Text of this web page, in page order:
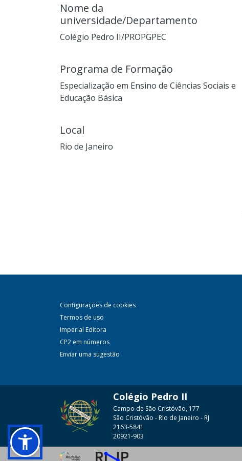
Nome da
universidade/Departamento
Colégio Pedro II/PROPGPEC
Programa de Formação
Especialização em Ensino de Ciências Sociais e
Educação Básica
Local
Rio de Janeiro
Configurações de cookies
Termos de uso
Imperial Editora
CP2 em números
Enviar uma sugestão
Colégio Pedro II
Campo de São Cristóvão, 177
São Cristóvão - Rio de Janeiro - RJ
2163-5841
20921-903